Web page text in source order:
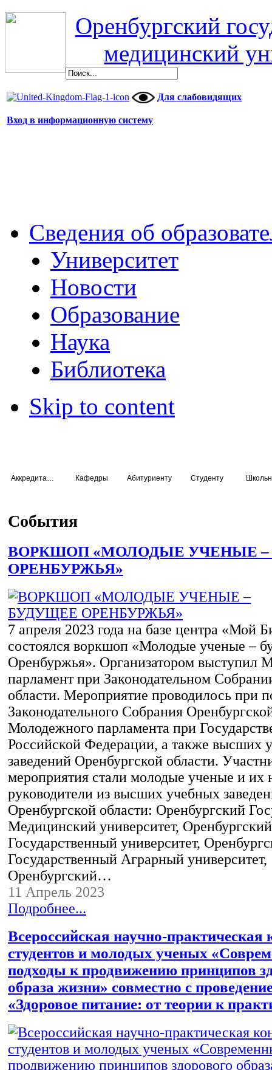
Оренбургский
медицинский
Для слабовидящих
Вход в информационную систему
Сведения об
Университет
Новости
Образование
Наука
Библиотека
Skip to content
Кафедры Абитуриенту Студенту
События
ВОРКШОП «МОЛОДЫЕ УЧЕНЫЕ –
ОРЕНБУРЖЬЯ»
7 апреля 2023 года на базе центра «Мой
состоялся воркшоп «Молодые ученые –
Оренбуржья». Организатором выступил
парламент при Законодательном
области. Мероприятие проводилось при
Законодательного Собрания
Молодежного парламента при
Российской Федерации, а также высших
заведений Оренбургской области.
мероприятия стали молодые ученые и их
руководители из высших учебных
Оренбургской области: Оренбургский
Медицинский университет, Оренбургский
Государственный университет,
Государственный Аграрный университет,
Оренбургский…
11 Апрель 2023
Подробнее...
Всероссийская научно-практическая
студентов и молодых ученых
подходы к продвижению принципов
образа жизни» совместно с
«Здоровое питание: от теории к